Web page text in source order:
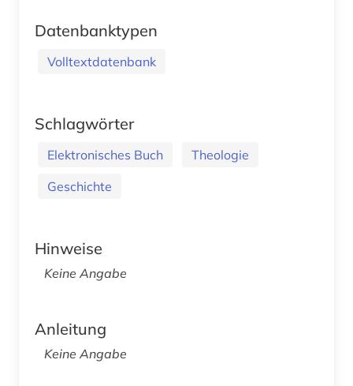
Datenbanktypen
Volltextdatenbank
Schlagwörter
Elektronisches Buch
Theologie
Geschichte
Hinweise
Keine Angabe
Anleitung
Keine Angabe